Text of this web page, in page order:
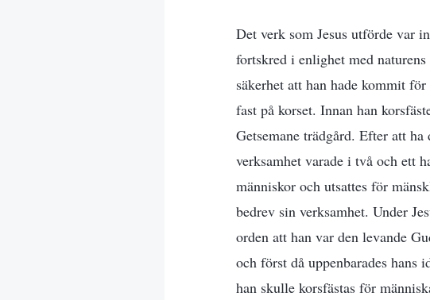
Det verk som Jesus utförde var
fortskred i enlighet med
säkerhet att han hade kommit
fast på korset. Innan han
Getsemane trädgård. Efter att
verksamhet varade i två och ett
människor och utsattes för
bedrev sin verksamhet. Under
orden att han var den levande
och först då uppenbarades hans
han skulle korsfästas för